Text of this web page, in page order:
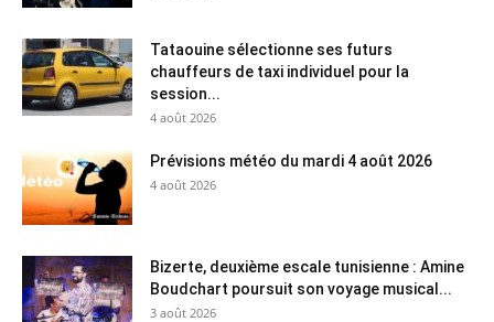
Tataouine sélectionne ses futurs
chauffeurs de taxi individuel pour la
session...
4 août 2026
Prévisions météo du mardi 4 août 2026
4 août 2026
Bizerte, deuxième escale tunisienne : Amine
Boudchart poursuit son voyage musical...
3 août 2026